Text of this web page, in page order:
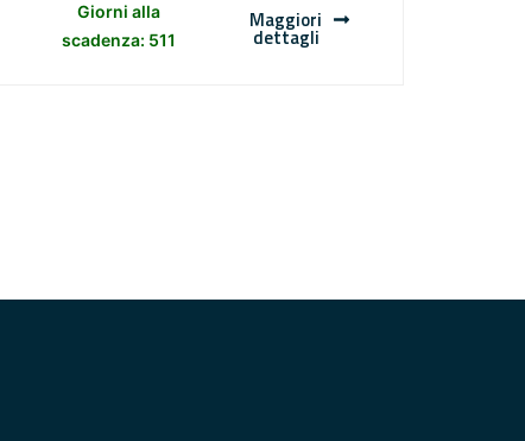
Giorni alla
scadenza: 511
Maggiori
dettagli